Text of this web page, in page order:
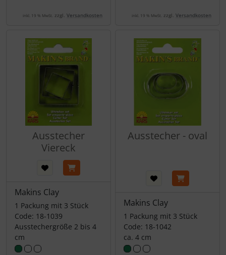
inkl. 19 % MwSt. zzgl. Versandkosten inkl. 19 % MwSt. zzgl. Versandkosten
Ausstecher
Viereck
Makins Clay
1 Packung mit 3 Stück
Code: 18-1039
Ausstechergröße 2 bis 4
cm
Ausstecher - oval
Makins Clay
1 Packung mit 3 Stück
Code: 18-1042
ca. 4 cm